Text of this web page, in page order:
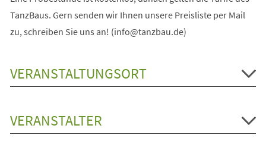
TanzBaus. Gern senden wir Ihnen unsere Preisliste per Mail
zu, schreiben Sie uns an! (info@tanzbau.de)
VERANSTALTUNGSORT
VERANSTALTER